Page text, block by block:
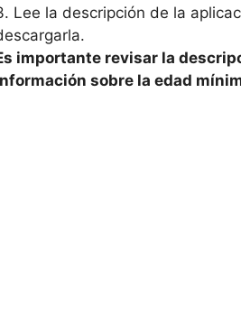
Lee la descripción​ de la
importante revisar la
sobre la edad